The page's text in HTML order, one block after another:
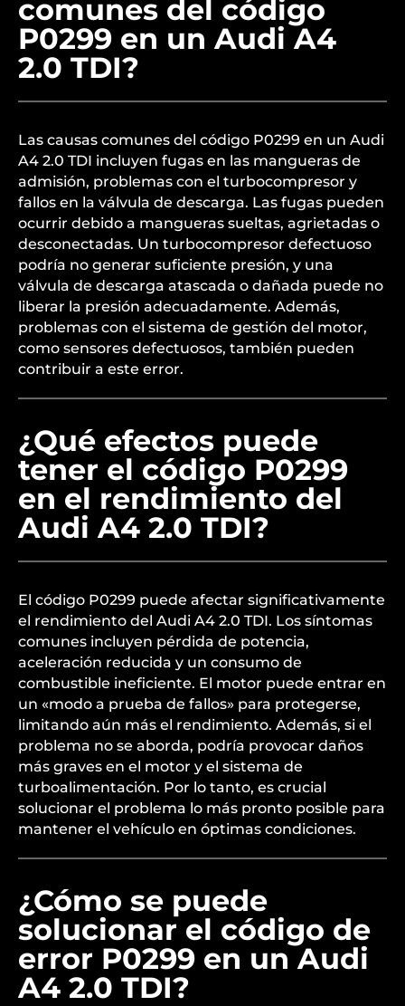
comunes del código
P0299 en un Audi A4
2.0 TDI?
Las causas comunes del código P0299 en un Audi
A4 2.0 TDI incluyen fugas en las mangueras de
admisión, problemas con el turbocompresor y
fallos en la válvula de descarga. Las fugas pueden
ocurrir debido a mangueras sueltas, agrietadas o
desconectadas. Un turbocompresor defectuoso
podría no generar suficiente presión, y una
válvula de descarga atascada o dañada puede no
liberar la presión adecuadamente. Además,
problemas con el sistema de gestión del motor,
como sensores defectuosos, también pueden
contribuir a este error.
¿Qué efectos puede
tener el código P0299
en el rendimiento del
Audi A4 2.0 TDI?
El código P0299 puede afectar significativamente
el rendimiento del Audi A4 2.0 TDI. Los síntomas
comunes incluyen pérdida de potencia,
aceleración reducida y un consumo de
combustible ineficiente. El motor puede entrar en
un «modo a prueba de fallos» para protegerse,
limitando aún más el rendimiento. Además, si el
problema no se aborda, podría provocar daños
más graves en el motor y el sistema de
turboalimentación. Por lo tanto, es crucial
solucionar el problema lo más pronto posible para
mantener el vehículo en óptimas condiciones.
¿Cómo se puede
solucionar el código de
error P0299 en un Audi
A4 2.0 TDI?